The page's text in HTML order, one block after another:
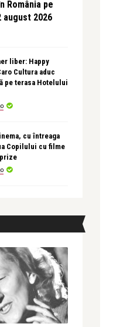
România pe
august 2026
liber: Happy
Cultura aduc
pe terasa Hotelului
cu întreaga
Copilului cu filme